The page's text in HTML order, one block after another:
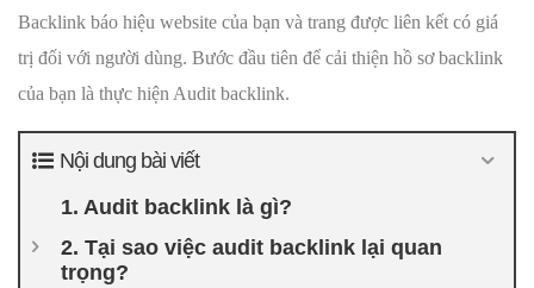
Backlink báo hiệu website của bạn và trang được liên kết có giá
trị đối với người dùng. Bước đầu tiên để cải thiện hồ sơ backlink
của bạn là thực hiện Audit backlink.
Nội dung bài viết
1. Audit backlink là gì?
2. Tại sao việc audit backlink lại quan
trọng?